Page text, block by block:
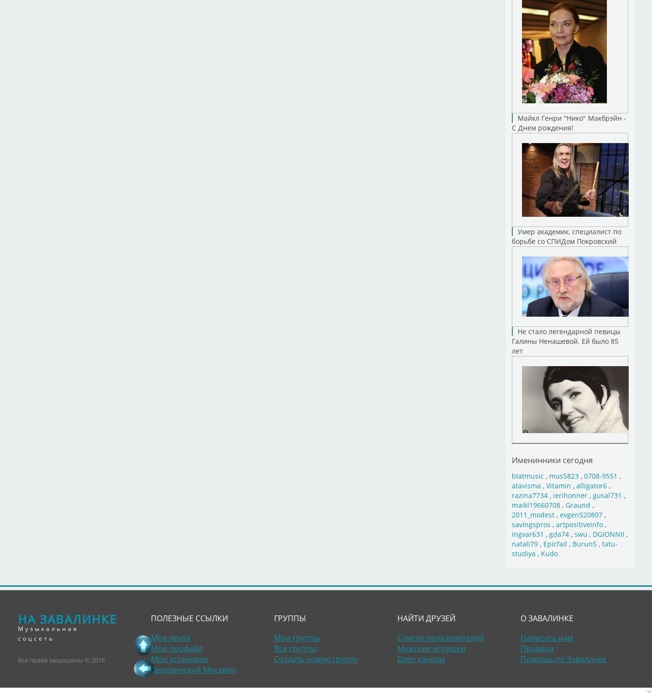
Майкл Генри "Нико" Макбрэйн -
С Днем рождения!
Умер академик, специалист по
борьбе со СПИДом Покровский
Не стало легендарной певицы
Галины Ненашевой. Ей было 85
лет
Именинники сегодня
blatmusic , mus5823, 0708-9551 ,
atavisma , Vitamin , alligator6,
razina7734, ierihonner, gusal731 ,
maikl19660708, Graund ,
2011_modest, evgen520807,
savingspros , artpositiveinfo,
Ingvar631 , gda74, swu , DGIONNII ,
natali79, Epicfail , Burun5, tatu-
studiya , Kudo
НА ЗАВАЛИНКЕ
Музыкальная
соцсеть
Все права защищены © 2016
ПОЛЕЗНЫЕ ССЫЛКИ
Моя лента
Мой профайл
Мои установки
Деревенский Москвич
ГРУППЫ
Мои группы
Все группы
Создать новую группу
НАЙТИ ДРУЗЕЙ
Список пользователей
Мужские игрушки
Dzen каналы
О ЗАВАЛИНКЕ
Написать нам
Правила
Помощь по Завалинке